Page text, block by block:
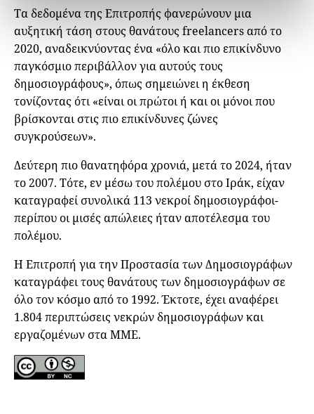
Τα δεδομένα της Επιτροπής φανερώνουν μια
αυξητική τάση στους θανάτους freelancers από το
2020, αναδεικνύοντας ένα «όλο και πιο επικίνδυνο
παγκόσμιο περιβάλλον για αυτούς τους
δημοσιογράφους», όπως σημειώνει η έκθεση
τονίζοντας ότι «είναι οι πρώτοι ή και οι μόνοι που
βρίσκονται στις πιο επικίνδυνες ζώνες
συγκρούσεων».
Δεύτερη πιο θανατηφόρα χρονιά, μετά το 2024, ήταν
το 2007. Τότε, εν μέσω του πολέμου στο Ιράκ, είχαν
καταγραφεί συνολικά 113 νεκροί δημοσιογράφοι-
περίπου οι μισές απώλειες ήταν αποτέλεσμα του
πολέμου.
Η Επιτροπή για την Προστασία των Δημοσιογράφων
καταγράφει τους θανάτους των δημοσιογράφων σε
όλο τον κόσμο από το 1992. Έκτοτε, έχει αναφέρει
1.804 περιπτώσεις νεκρών δημοσιογράφων και
εργαζομένων στα ΜΜΕ.